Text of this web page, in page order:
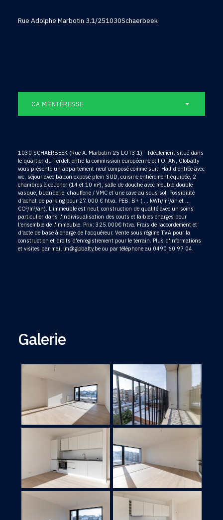
Rue Adolphe Marbotin 3.1/251030Schaerbeek
CA M'INTÉRESSE
1030 SCHAERBEEK (Rue A. Marbotin 25 LOT3.1) - Idéalement situé dans
le quartier du Terdelt entre la commission européenne et l'OTAN, Globalty
vous présente un appartement neuf composé comme suit: Hall d'entrée avec
wc, séjour avec balcon exposé plein SUD, cuisine entièrement équipée, 2
chambres à coucher (14 et 10 m²), salle de douche avec meuble double
vasque, buanderie, chaufferie / VMC et une cave au sous sol. Possibilité
d'achat de parking pour 27.000 € htva. PEB: B+ ( ... kWh/m²/an et ...
CO²/m²/an). L'immeuble est neuf, construction de qualité avec un soins
particulier dans l'indivisualisation des couts et faibles charges pour
l'ensemble de l'immeuble. Prix: 325.000€ htva. Frais de raccordement et
d'acte de base à charge de l'acquéreur. Vente sous régime TVA pour la
construction et droits d'enregistrement pour le terrain. Plus d'informations
et visites par mail lm@globalty.be ou par téléphone au 0490 60 97 04.
Galerie